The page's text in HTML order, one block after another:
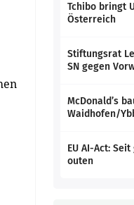
Tchibo bringt
Österreich
Stiftungsrat
SN gegen
McDonald’s
Waidhofen/
EU AI-Act:
outen